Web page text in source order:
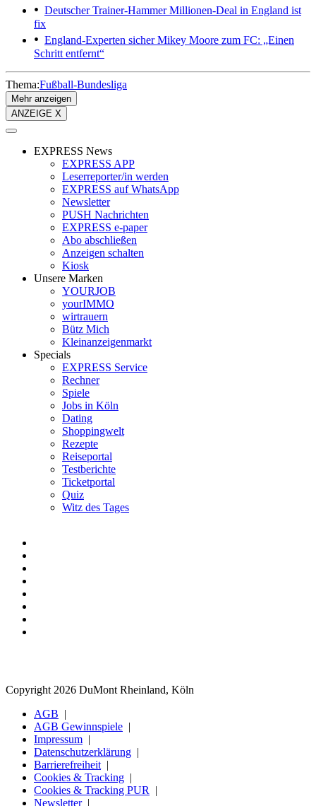
Deutscher Trainer-HammerMillionen-Deal in England ist
fix
England-Experten sicherMikey Moore zum FC: „Einen
Schritt entfernt“
Thema:Fußball-Bundesliga
Mehr anzeigen
ANZEIGE X
EXPRESS News
EXPRESS APP
Leserreporter/in werden
EXPRESS auf WhatsApp
Newsletter
PUSH Nachrichten
EXPRESS e-paper
Abo abschließen
Anzeigen schalten
Kiosk
Unsere Marken
YOURJOB
yourIMMO
wirtrauern
Bütz Mich
Kleinanzeigenmarkt
Specials
EXPRESS Service
Rechner
Spiele
Jobs in Köln
Dating
Shoppingwelt
Rezepte
Reiseportal
Testberichte
Ticketportal
Quiz
Witz des Tages
Copyright 2026 DuMont Rheinland, Köln
AGB
AGB Gewinnspiele
Impressum
Datenschutzerklärung
Barrierefreiheit
Cookies & Tracking
Cookies & Tracking PUR
Newsletter